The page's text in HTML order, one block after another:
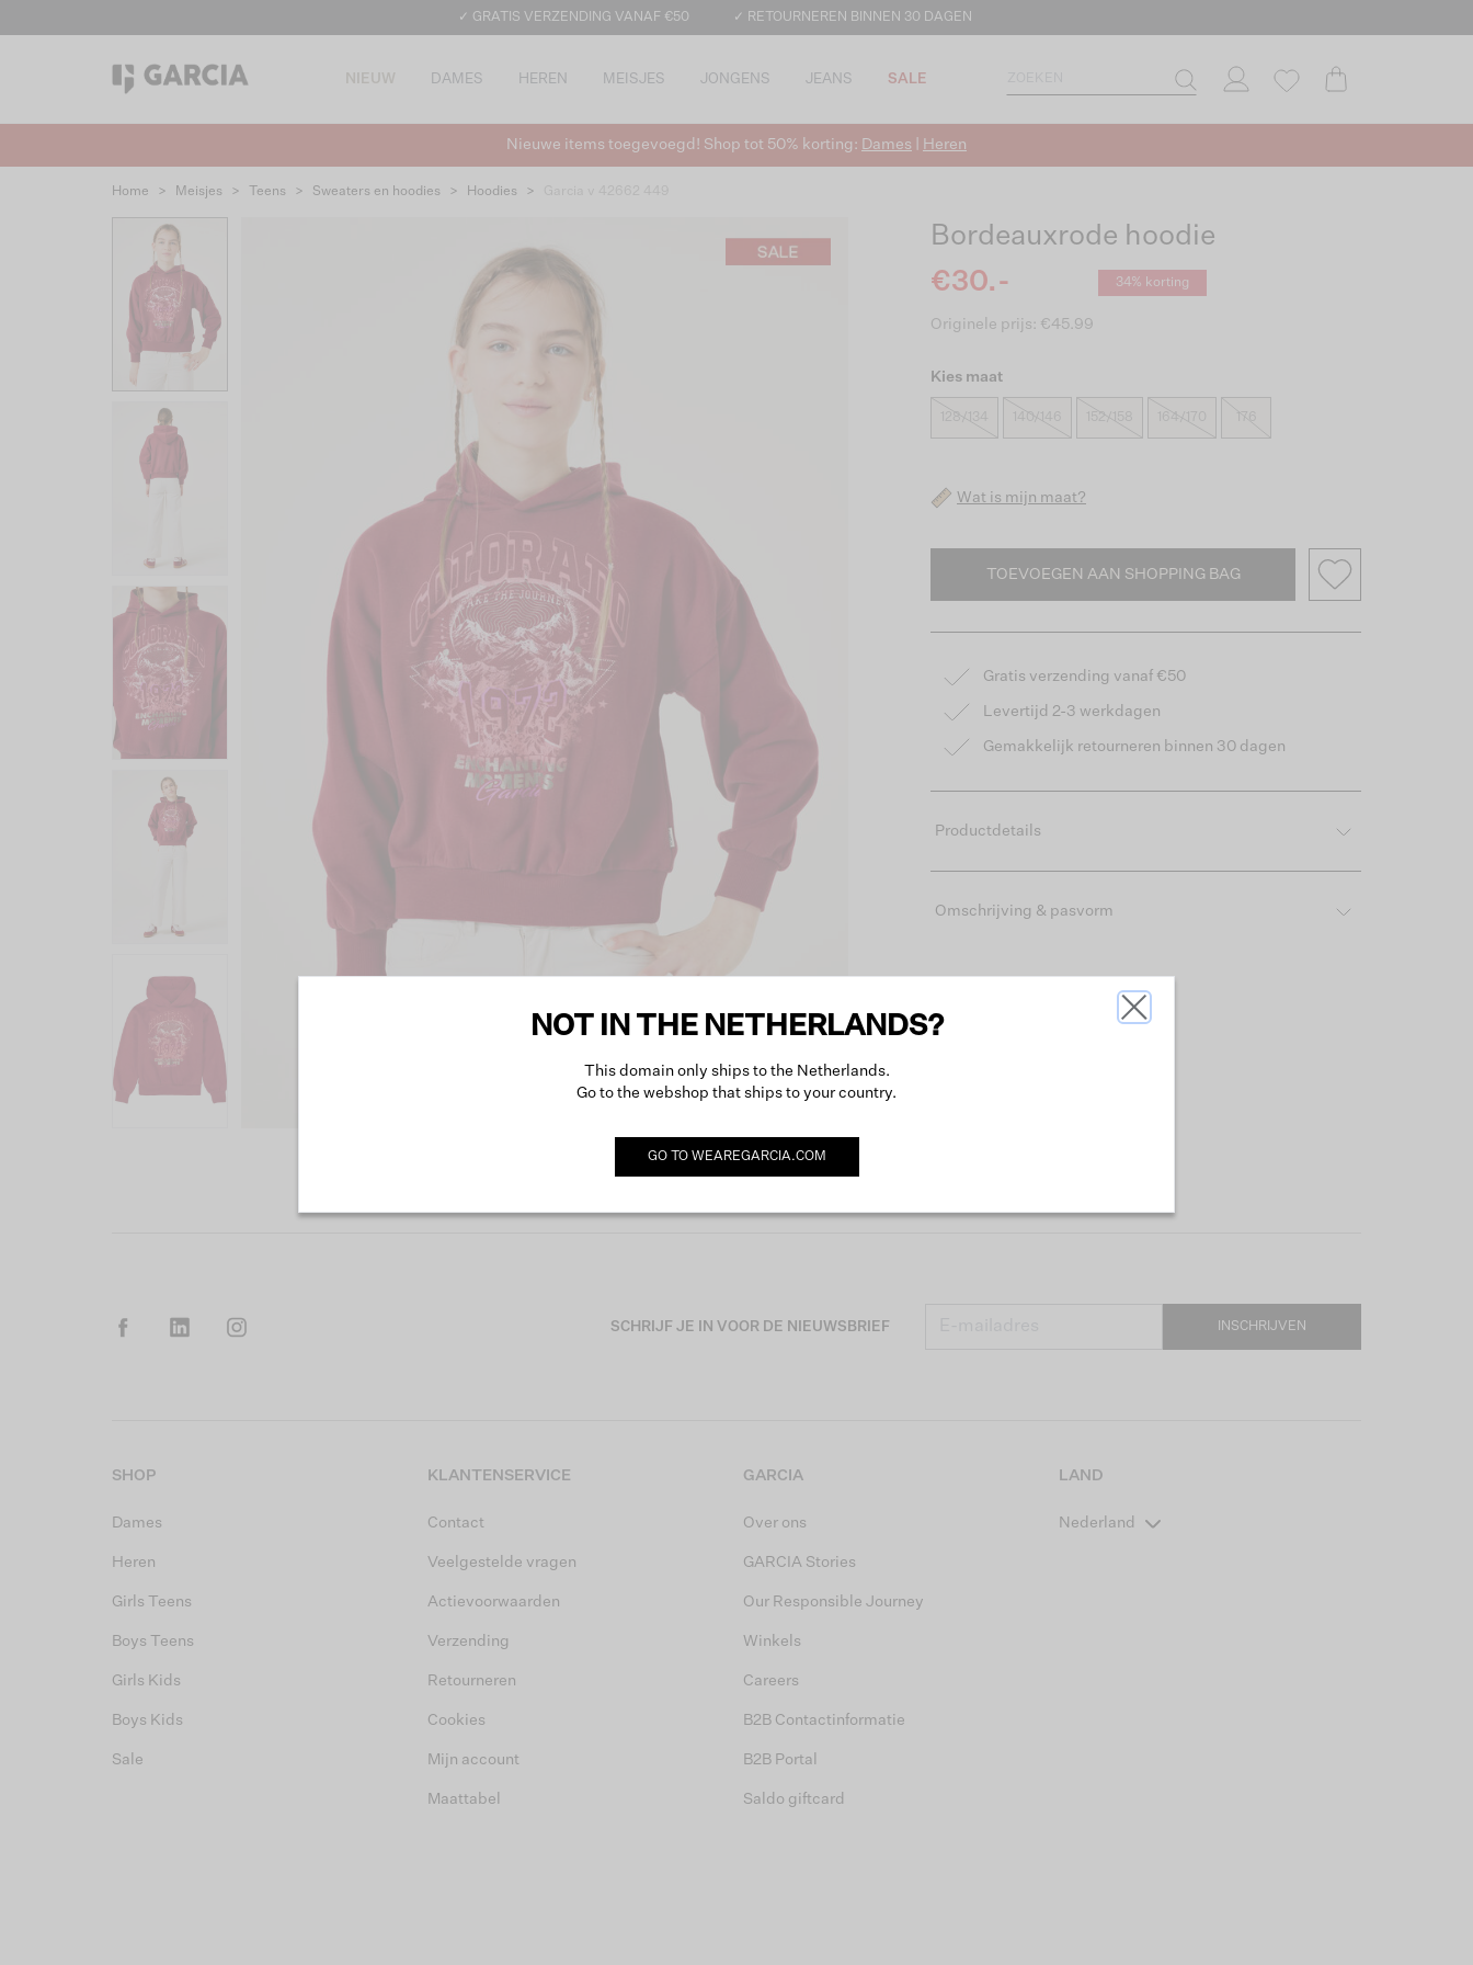
✓ GRATIS VERZENDING VANAF €50 ✓ RETOURNEREN BINNEN 30 DAGEN
NIEUW DAMES HEREN MEISJES JONGENS JEANS SALE
Nieuwe items toegevoegd! Shop tot 50% korting: Dames Heren
Home > Meisjes > Teens > Sweaters en hoodies > Hoodies >
Bordeauxrode hoodie
€30.-
34% korting
Originele prijs: €45.99
Kies maat
128/134
Wat is mijn maat?
TOEVOEGEN AAN SHOPPING BAG
Gratis verzending vanaf €50
Levertijd 2-3 werkdagen
Gemakkelijk retourneren binnen 30 dagen
Productdetails
Omschrijving & pasvorm
SCHRIJF JE IN VOOR DE NIEUWSBRIEF INSCHRIJVEN
SHOP
Dames
Heren
Girls Teens
Boys Teens
Girls Kids
Boys Kids
Sale
KLANTENSERVICE
Contact
Veelgestelde vragen
Actievoorwaarden
Verzending
Retourneren
Cookies
Mijn account
Maattabel
GARCIA
Over ons
GARCIA Stories
Our Responsible Journey
Winkels
Careers
B2B Contactinformatie
B2B Portal
Saldo giftcard
LAND
Nederland
NOT IN THE NETHERLANDS?
This domain only ships to the Netherlands.
Go to the webshop that ships to your country.
GO TO WEAREGARCIA.COM